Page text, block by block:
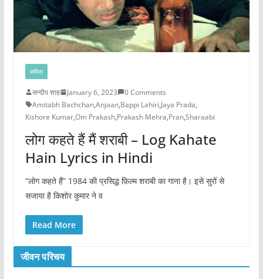
कविता
सन्दीप शाह January 6, 2023
0 Comments
Amitabh Bachchan,Anjaan,Bappi Lahiri,Jaya Prada,
Kishore Kumar,Om Prakash,Prakash Mehra,Pran,Sharaabi
लोग कहते हैं मैं शराबी – Log Kahate
Hain Lyrics in Hindi
“लोग कहते हैं” 1984 की प्रसिद्ध फ़िल्म शराबी का गाना है। इसे सुरों से
सजाया है किशोर कुमार ने व
Read More
जीवन परिचय